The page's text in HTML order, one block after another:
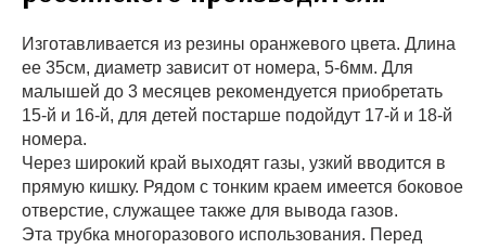
Изготавливается из резины оранжевого цвета. Длина
ее 35см, диаметр зависит от номера, 5-6мм. Для
малышей до 3 месяцев рекомендуется приобретать
15-й и 16-й, для детей постарше подойдут 17-й и 18-й
номера.
Через широкий край выходят газы, узкий вводится в
прямую кишку. Рядом с тонким краем имеется боковое
отверстие, служащее также для вывода газов.
Эта трубка многоразового использования. Перед